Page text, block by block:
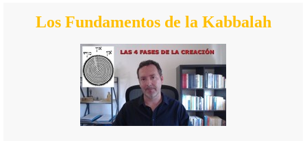
Los Fundamentos de la Kabbalah